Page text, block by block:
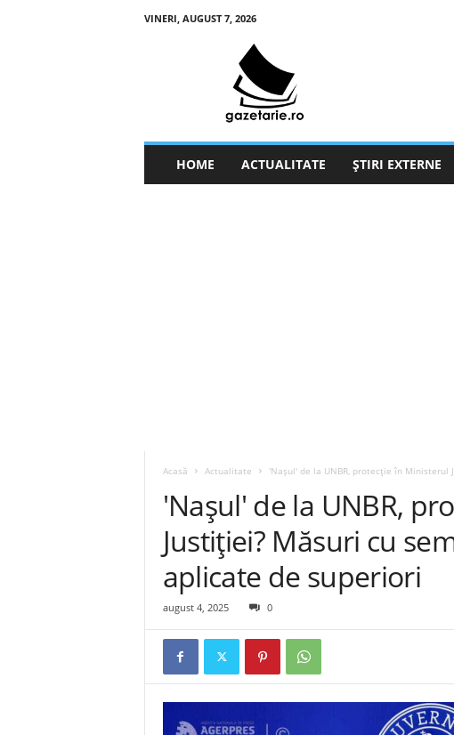
VINERI, AUGUST 7, 2026
HOME ACTUALITATE ȘTIRI EXTERNE
Acasă Actualitate 'Nașul' de la UNBR, protecție în Ministerul
'Nașul' de la UNBR,
Justiției? Măsuri cu
aplicate de superiori
august 4, 2025 0